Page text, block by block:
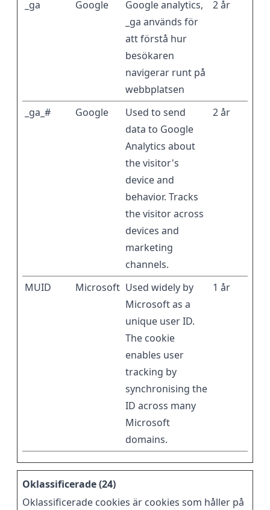
_ga Google
Google analytics,
_ga används för
att förstå hur
besökaren
navigerar runt på
webbplatsen
2 år
_ga_# Google
Used to send
data to Google
Analytics about
the visitor's
device and
behavior. Tracks
the visitor across
devices and
marketing
channels.
2 år
MUID Microsoft Used widely by
Microsoft as a
unique user ID.
The cookie
enables user
tracking by
synchronising the
ID across many
Microsoft
domains.
1 år
Oklassificerade (24)
Oklassificerade cookies är cookies som håller på